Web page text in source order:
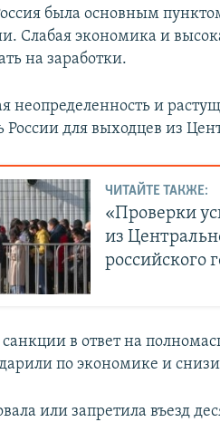
была основным
Слабая экономика и
на заработки.
неопределенность и
России для выходцев из
ЧИТАЙТЕ ТАКЖЕ:
«Проверки
из
российского
в ответ на
по экономике и
или запретила въезд